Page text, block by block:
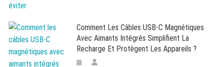
Comment Les Câbles USB-C Magnétiques
Avec Aimants Intégrés Simplifient La
Recharge Et Protègent Les Appareils ?